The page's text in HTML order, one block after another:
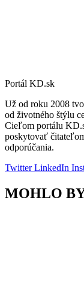
Portál KD.sk
Už od roku 2008
od životného štýlu
Cieľom portálu
poskytovať
odporúčania.
TwitterLinkedIn
MOHLO